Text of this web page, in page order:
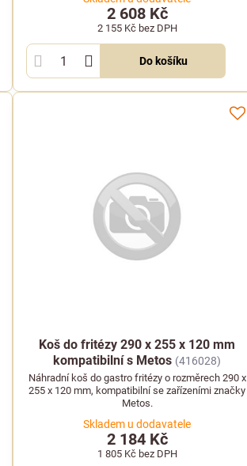
2 608 Kč
2 155 Kč bez DPH
Do košíku
Koš do fritézy 290 x 255 x 120 mm
kompatibilní s Metos (416028)
Náhradní koš do gastro fritézy o rozměrech 290 x
255 x 120 mm, kompatibilní se zařízeními značky
Metos.
Skladem u dodavatele
2 184 Kč
1 805 Kč bez DPH